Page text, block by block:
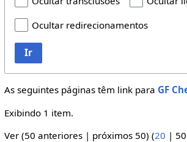
Ocultar redirecionamentos
Ir
As seguintes páginas têm link para GF
Exibindo 1 item.
Ver (50 anteriores| próximos 50) (20 | 50